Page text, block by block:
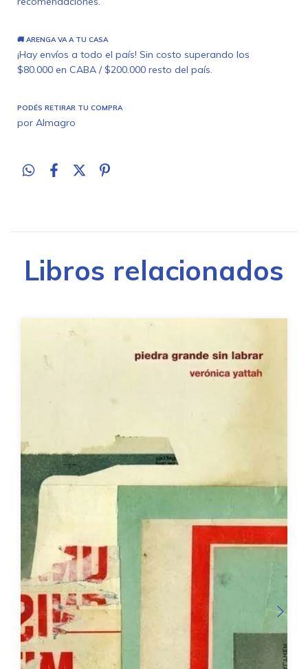
🚚 ARENGA VA A TU CASA
¡Hay envíos a todo el país! Sin costo superando los
$80.000 en CABA / $200.000 resto del país.
PODÉS RETIRAR TU COMPRA
por Almagro
Libros relacionados